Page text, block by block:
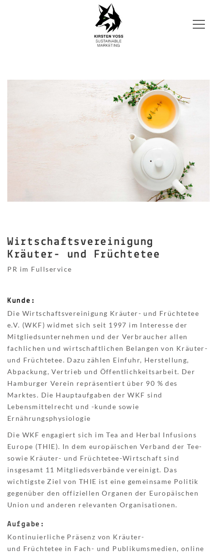
Wirtschaftsvereinigung
Kräuter- und Früchtetee
PR im Fullservice
Kunde:
Die Wirtschaftsvereinigung Kräuter- und Früchtetee
e.V. (WKF) widmet sich seit 1997 im Interesse der
Mitgliedsunternehmen und der Verbraucher allen
fachlichen und wirtschaftlichen Belangen von Kräuter-
und Früchtetee. Dazu zählen Einfuhr, Herstellung,
Abpackung, Vertrieb und Öffentlichkeitsarbeit. Der
Hamburger Verein repräsentiert über 90 % des
Marktes. Die Hauptaufgaben der WKF sind
Lebensmittelrecht und -kunde sowie
Ernährungsphysiologie
Die WKF engagiert sich im Tea and Herbal Infusions
Europe (THIE). In dem europäischen Verband der Tee-
sowie Kräuter- und Früchtetee-Wirtschaft sind
insgesamt 11 Mitgliedsverbände vereinigt. Das
wichtigste Ziel von THIE ist eine gemeinsame Politik
gegenüber den offiziellen Organen der Europäischen
Union und anderen relevanten Organisationen.
Aufgabe:
Kontinuierliche Präsenz von Kräuter-
und Früchtetee in Fach- und Publikumsmedien, online